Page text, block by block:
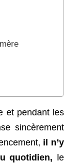
et pendant les
sincèrement
il n’y
quotidien, le